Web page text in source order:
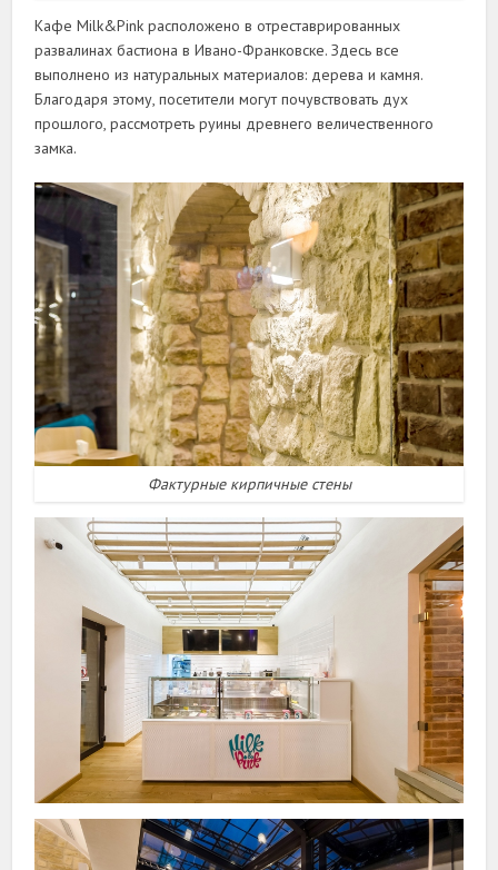
Кафе Milk&Pink расположено в отреставрированных
развалинах бастиона в Ивано-Франковске. Здесь все
выполнено из натуральных материалов: дерева и камня.
Благодаря этому, посетители могут почувствовать дух
прошлого, рассмотреть руины древнего величественного
замка.
Фактурные кирпичные стены